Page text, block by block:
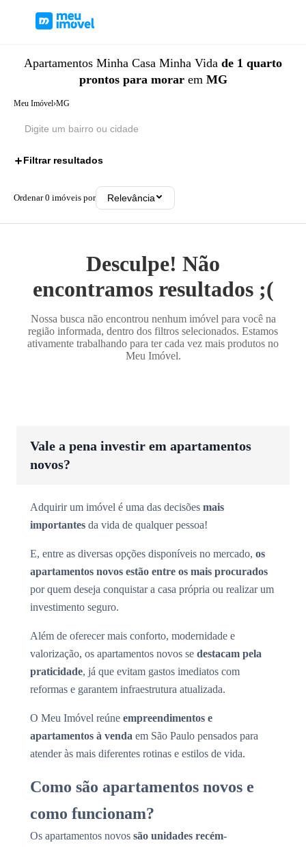
Apartamentos Minha Casa Minha Vida de 1 quarto
prontos para morar em MG
Meu Imóvel›MG
Filtrar resultados
Ordenar0 imóveis por Relevância
Desculpe! Não
encontramos resultados ;(
Nossa busca não encontrou nenhum imóvel para você na
região informada, dentro dos filtros selecionados. Estamos
ativamente trabalhando para ter cada vez mais produtos no
Meu Imóvel.
Vale a pena investir em apartamentos
novos?
Adquirir um imóvel é uma das decisões mais
importantes da vida de qualquer pessoa!
E, entre as diversas opções disponíveis no mercado, os
apartamentos novos estão entre os mais procurados
por quem deseja conquistar a casa própria ou realizar um
investimento seguro.
Além de oferecer mais conforto, modernidade e
valorização, os apartamentos novos se destacam pela
praticidade, já que evitam gastos imediatos com
reformas e garantem infraestrutura atualizada.
O Meu Imóvel reúne empreendimentos e
apartamentos à venda em São Paulo pensados para
atender às mais diferentes rotinas e estilos de vida.
Como são apartamentos novos e
como funcionam?
Os apartamentos novos são unidades recém-